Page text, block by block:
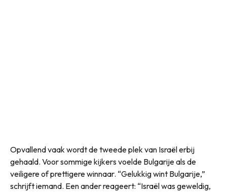
Opvallend vaak wordt de tweede plek van Israël erbij
gehaald. Voor sommige kijkers voelde Bulgarije als de
veiligere of prettigere winnaar. “Gelukkig wint Bulgarije,”
schrijft iemand. Een ander reageert: “Israël was geweldig,